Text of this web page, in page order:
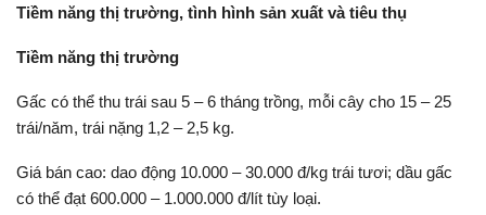
Tiềm năng thị trường, tình hình sản xuất và tiêu thụ
Tiềm năng thị trường
Gấc có thể thu trái sau 5 – 6 tháng trồng, mỗi cây cho 15 – 25
trái/năm, trái nặng 1,2 – 2,5 kg.
Giá bán cao: dao động 10.000 – 30.000 đ/kg trái tươi; dầu gấc
có thể đạt 600.000 – 1.000.000 đ/lít tùy loại.